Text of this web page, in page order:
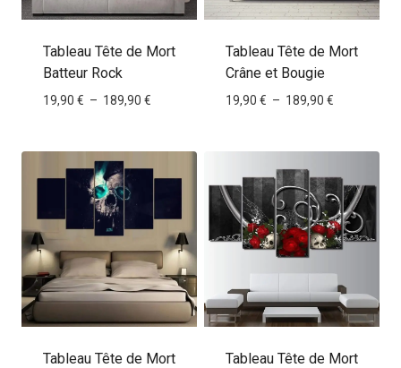
Tableau Tête de Mort
Batteur Rock
19,90 € – 189,90 €
19,90 €
Tableau Tête de Mort
Crâne et Bougie
19,90 € – 189,90 €
19,90 €
à
189,90 €
Tableau Tête de Mort
Tableau Tête de Mort